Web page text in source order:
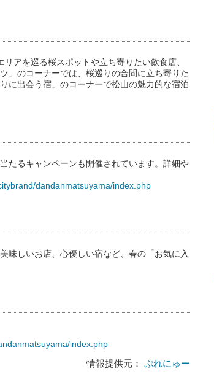
アを巡る桜スポットや立ち寄りたい飲食店、
」のコーナーでは、桜巡りの合間に立ち寄りた
に出会う宿」のコーナーで松山の魅力的な宿泊
たるキャンペーンも開催されています。詳細や
dandanmatsuyama/index.php
味しいお店、心優しい宿など、春の「お気に入
index.php
情報提供元： ぷれにゅー